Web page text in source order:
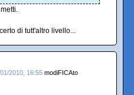
di tutt'altro livello...
2010, 16:55 modiFICAto